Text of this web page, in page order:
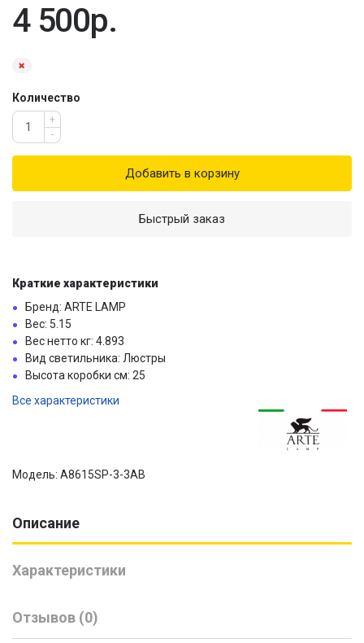
4 500р.
Количество
+
-
Добавить в корзину
Быстрый заказ
Краткие характеристики
Бренд: ARTE LAMP
Вес: 5.15
Вес нетто кг: 4.893
Вид светильника: Люстры
Высота коробки см: 25
Все характеристики
Модель: A8615SP-3-3AB
Описание
Характеристики
Отзывов (0)